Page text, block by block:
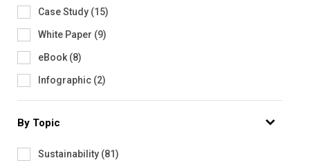
Case Study (15)
White Paper (9)
eBook(8)
Infographic (2)
By Topic
Sustainability (81)